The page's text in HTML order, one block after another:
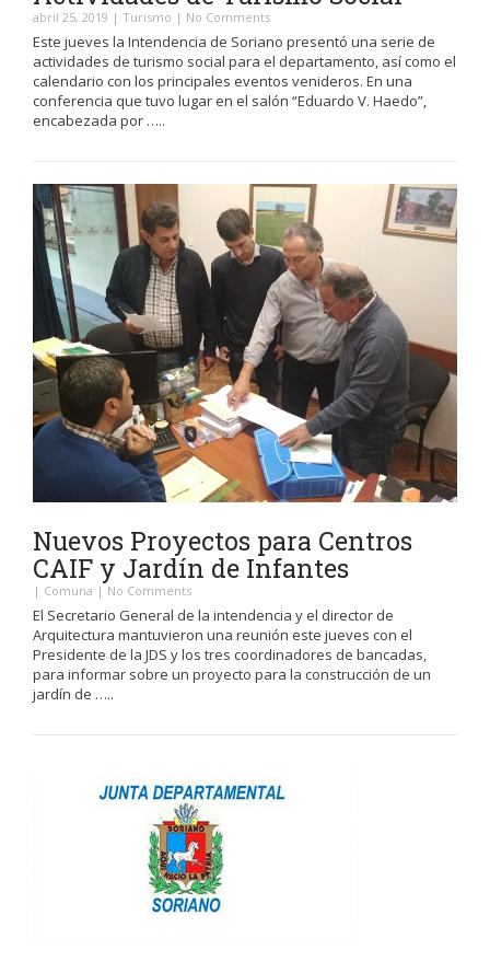
abril 25, 2019 | Turismo | No Comments
Este jueves la Intendencia de Soriano presentó una serie de
actividades de turismo social para el departamento, así como el
calendario con los principales eventos venideros. En una
conferencia que tuvo lugar en el salón “Eduardo V. Haedo”,
encabezada por …..
Nuevos Proyectos para Centros
CAIF y Jardín de Infantes
| Comuna | No Comments
El Secretario General de la intendencia y el director de
Arquitectura mantuvieron una reunión este jueves con el
Presidente de la JDS y los tres coordinadores de bancadas,
para informar sobre un proyecto para la construcción de un
jardín de …..